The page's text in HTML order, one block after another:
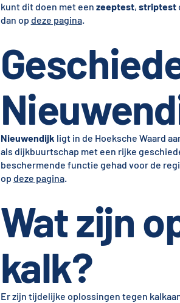
kunt dit doen met een zeeptest, striptest
dan op deze pagina.
Nieuwendijk ligt in de Hoeksche Waard
als dijkbuurtschap met een rijke
beschermende functie gehad voor de
op deze pagina.
Wat zijn
kalk?
Er zijn tijdelijke oplossingen tegen